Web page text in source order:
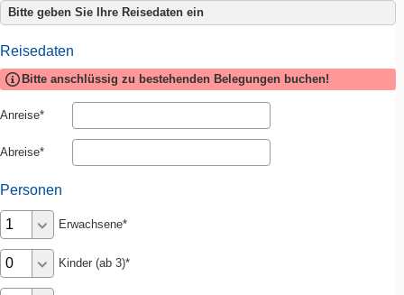
Bitte geben Sie Ihre Reisedaten ein
Reisedaten
Bitte anschlüssig zu bestehenden Belegungen buchen!
Anreise
Abreise
Personen
Erwachsene
Kinder (ab 3)